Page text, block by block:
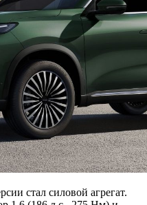
стал силовой агрегат.